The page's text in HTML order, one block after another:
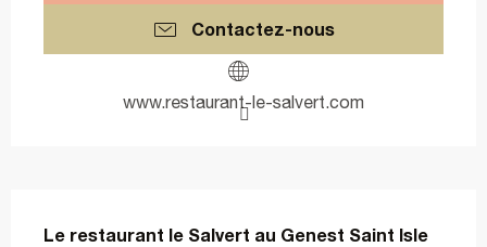
Contactez-nous
www.restaurant-le-salvert.com
Le restaurant le Salvert au Genest Saint Isle